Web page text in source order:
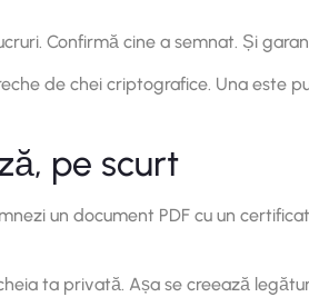
Confirmă cine a semnat. Și
de chei criptografice. Una este
pe scurt
un document PDF cu un
ta privată. Așa se creează